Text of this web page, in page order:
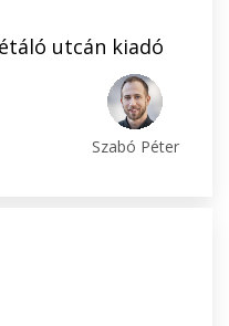
utcán kiadó
Szabó Péter